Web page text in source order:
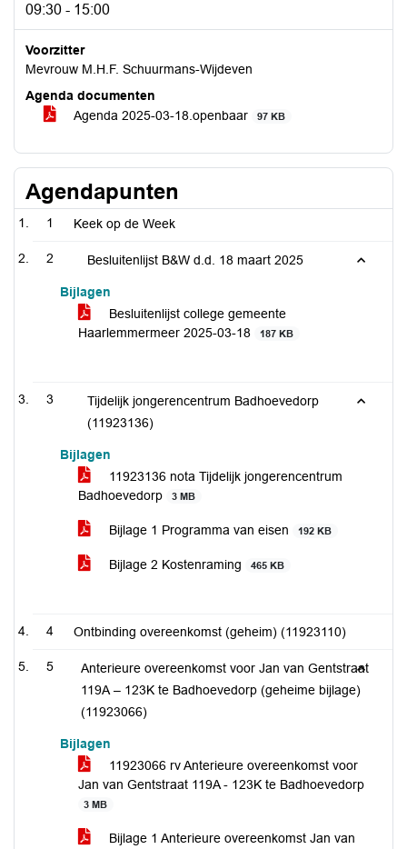
09:30 - 15:00
Voorzitter
Mevrouw M.H.F. Schuurmans-Wijdeven
Agenda documenten
Agenda 2025-03-18.openbaar
97 KB
Agendapunten
1 Keek op de Week
2 Besluitenlijst B&W d.d. 18 maart 2025
Bijlagen
Besluitenlijst college gemeente
Haarlemmermeer 2025-03-18
187 KB
3
Tijdelijk jongerencentrum Badhoevedorp
(11923136)
Bijlagen
11923136 nota Tijdelijk jongerencentrum
Badhoevedorp
3 MB
Bijlage 1 Programma van eisen 192 KB
Bijlage 2 Kostenraming 465 KB
4 Ontbinding overeenkomst (geheim) (11923110)
5
Anterieure overeenkomst voor Jan van Gentstraat
119A – 123K te Badhoevedorp (geheime bijlage)
(11923066)
Bijlagen
11923066 rv Anterieure overeenkomst voor
Jan van Gentstraat 119A - 123K te Badhoevedorp
3 MB
Bijlage 1 Anterieure overeenkomst Jan van